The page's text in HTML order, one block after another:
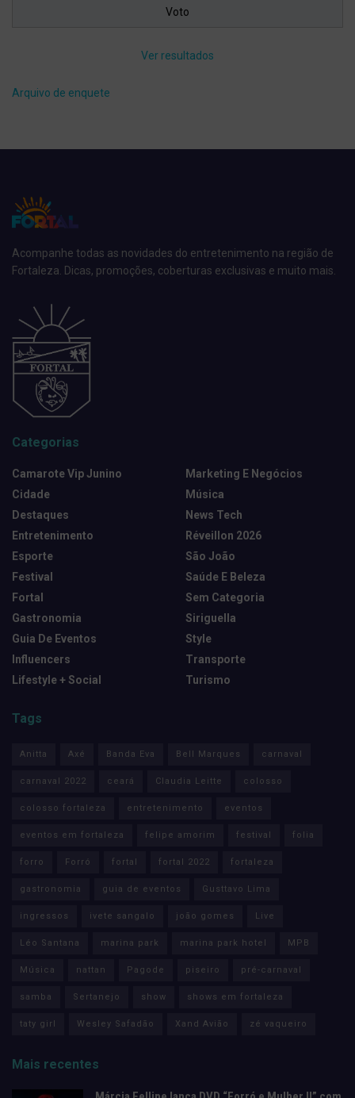
Ver resultados
Arquivo de enquete
Acompanhe todas as novidades do entretenimento na região de
Fortaleza. Dicas, promoções, coberturas exclusivas e muito mais.
Categorias
Camarote Vip Junino
Cidade
Destaques
Entretenimento
Esporte
Festival
Fortal
Gastronomia
Guia De Eventos
Influencers
Lifestyle + Social
Marketing E Negócios
Música
News Tech
Réveillon 2026
São João
Saúde E Beleza
Sem Categoria
Siriguella
Style
Transporte
Turismo
Tags
Anitta Axé Banda Eva Bell Marques carnaval
carnaval 2022 ceará Claudia Leitte colosso
colosso fortaleza entretenimento eventos
eventos em fortaleza felipe amorim festival folia
forro Forró fortal fortal 2022 fortaleza
gastronomia guia de eventos Gusttavo Lima
ingressos ivete sangalo joão gomes Live
Léo Santana marina park marina park hotel MPB
Música nattan Pagode piseiro pré-carnaval
samba Sertanejo show shows em fortaleza
taty girl Wesley Safadão Xand Avião zé vaqueiro
Mais recentes